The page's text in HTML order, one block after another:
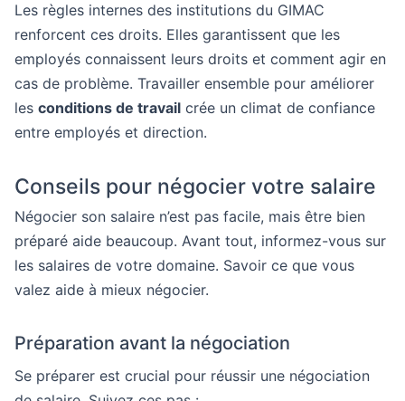
Les règles internes des institutions du GIMAC
renforcent ces droits. Elles garantissent que les
employés connaissent leurs droits et comment agir en
cas de problème. Travailler ensemble pour améliorer
les conditions de travail crée un climat de confiance
entre employés et direction.
Conseils pour négocier votre salaire
Négocier son salaire n’est pas facile, mais être bien
préparé aide beaucoup. Avant tout, informez-vous sur
les salaires de votre domaine. Savoir ce que vous
valez aide à mieux négocier.
Préparation avant la négociation
Se préparer est crucial pour réussir une négociation